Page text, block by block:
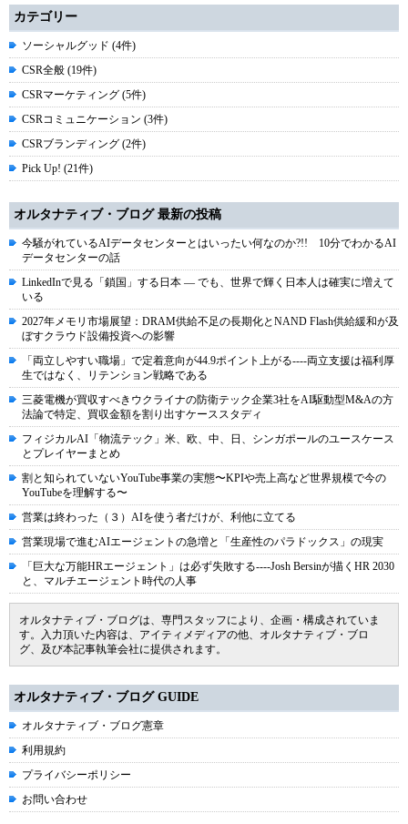
カテゴリー
ソーシャルグッド (4件)
CSR全般 (19件)
CSRマーケティング (5件)
CSRコミュニケーション (3件)
CSRブランディング (2件)
Pick Up! (21件)
オルタナティブ・ブログ 最新の投稿
今騒がれているAIデータセンターとはいったい何なのか?!! 10分でわかるAI
データセンターの話
LinkedInで見る「鎖国」する日本 ― でも、世界で輝く日本人は確実に増えて
いる
2027年メモリ市場展望：DRAM供給不足の長期化とNAND Flash供給緩和が及
ぼすクラウド設備投資への影響
「両立しやすい職場」で定着意向が44.9ポイント上がる----両立支援は福利厚
生ではなく、リテンション戦略である
三菱電機が買収すべきウクライナの防衛テック企業3社をAI駆動型M&Aの方
法論で特定、買収金額を割り出すケーススタディ
フィジカルAI「物流テック」米、欧、中、日、シンガポールのユースケース
とプレイヤーまとめ
割と知られていないYouTube事業の実態〜KPIや売上高など世界規模で今の
YouTubeを理解する〜
営業は終わった（３）AIを使う者だけが、利他に立てる
営業現場で進むAIエージェントの急増と「生産性のパラドックス」の現実
「巨大な万能HRエージェント」は必ず失敗する----Josh Bersinが描くHR 2030
と、マルチエージェント時代の人事
オルタナティブ・ブログは、専門スタッフにより、企画・構成されていま
す。入力頂いた内容は、アイティメディアの他、オルタナティブ・ブロ
グ、及び本記事執筆会社に提供されます。
オルタナティブ・ブログ GUIDE
オルタナティブ・ブログ憲章
利用規約
プライバシーポリシー
お問い合わせ